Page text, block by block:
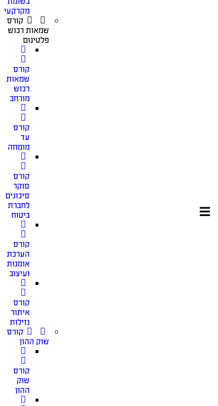
מקרקעין
קורס
שמאות רכוש
פלטינום
קורס
שמאות
רכוש
מורחב
קורס
עד
מומחה
קורס
סוקר
סיכונים
לחברת
ביטוח
קורס
הערכת
אומנות
ועיצוב
קורס
איתור
נזילות
קורס
שוק ההון
קורס
שוק
ההון